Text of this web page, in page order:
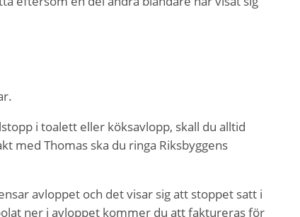
i toalett eller köksavlopp, skall du alltid
med Thomas ska du ringa Riksbyggens
avloppet och det visar sig att stoppet satt i
ner i avloppet kommer du att faktureras för